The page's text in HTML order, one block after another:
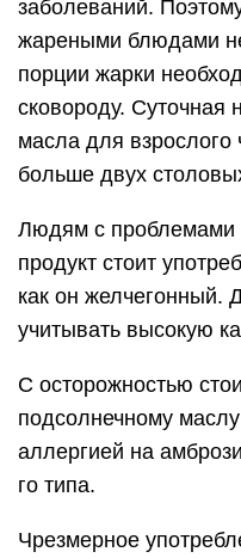
заболеваний.
жареными блюдами
порции жарки
сковороду. Суточная
масла для взрослого
больше двух
Людям с проблемами
продукт стоит
как он желчегонный.
учитывать высокую
С осторожностью
подсолнечному
аллергией на
го типа.
Чрезмерное